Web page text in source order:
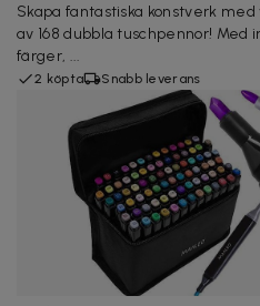
Skapa fantastiska konstverk
av 168 dubbla tuschpennor! Med
färger, ...
2 köpta Snabb leverans